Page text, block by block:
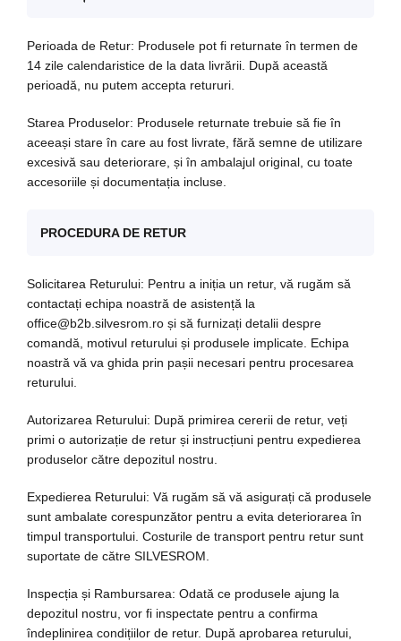
Perioada de Retur: Produsele pot fi returnate în termen de
14 zile calendaristice de la data livrării. După această
perioadă, nu putem accepta retururi.
Starea Produselor: Produsele returnate trebuie să fie în
aceeași stare în care au fost livrate, fără semne de utilizare
excesivă sau deteriorare, și în ambalajul original, cu toate
accesoriile și documentația incluse.
PROCEDURA DE RETUR
Solicitarea Returului: Pentru a iniția un retur, vă rugăm să
contactați echipa noastră de asistență la
office@b2b.silvesrom.ro și să furnizați detalii despre
comandă, motivul returului și produsele implicate. Echipa
noastră vă va ghida prin pașii necesari pentru procesarea
returului.
Autorizarea Returului: După primirea cererii de retur, veți
primi o autorizație de retur și instrucțiuni pentru expedierea
produselor către depozitul nostru.
Expedierea Returului: Vă rugăm să vă asigurați că produsele
sunt ambalate corespunzător pentru a evita deteriorarea în
timpul transportului. Costurile de transport pentru retur sunt
suportate de către SILVESROM.
Inspecția și Rambursarea: Odată ce produsele ajung la
depozitul nostru, vor fi inspectate pentru a confirma
îndeplinirea condițiilor de retur. După aprobarea returului,